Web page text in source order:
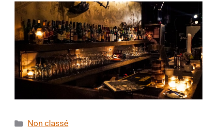
Categorías
Non classé